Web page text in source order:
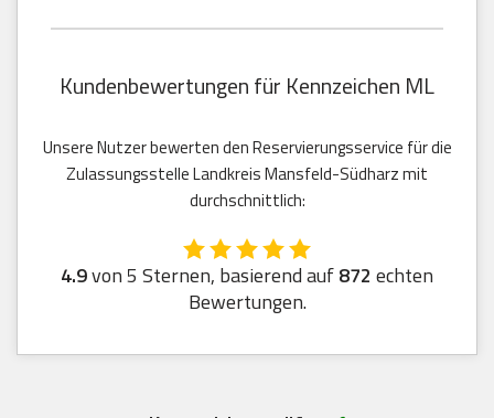
Kundenbewertungen für Kennzeichen ML
Unsere Nutzer bewerten den Reservierungsservice für die
Zulassungsstelle Landkreis Mansfeld-Südharz mit
durchschnittlich:
4.9von 5 Sternen, basierend auf872 echten
Bewertungen.